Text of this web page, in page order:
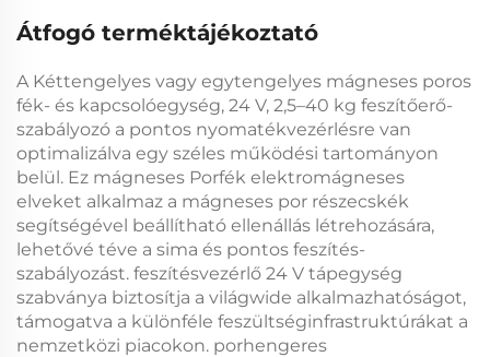
Átfogó terméktájékoztató
A Kéttengelyes vagy egytengelyes mágneses poros
fék- és kapcsolóegység, 24 V, 2,5–40 kg feszítőerő-
szabályozó a pontos nyomatékvezérlésre van
optimalizálva egy széles működési tartományon
belül. Ez mágneses Porfék elektromágneses
elveket alkalmaz a mágneses por részecskék
segítségével beállítható ellenállás létrehozására,
lehetővé téve a sima és pontos feszítés-
szabályozást. feszítésvezérlő 24 V tápegység
szabványa biztosítja a világwide alkalmazhatóságot,
támogatva a különféle feszültséginfrastruktúrákat a
nemzetközi piacokon. porhengeres